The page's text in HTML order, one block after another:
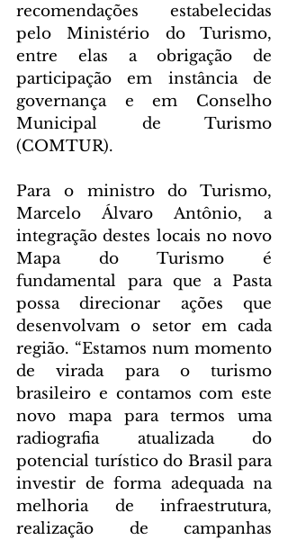
recomendações estabelecidas
pelo Ministério do Turismo,
entre elas a obrigação de
participação em instância de
governança e em Conselho
Municipal de Turismo
(COMTUR).
Para o ministro do Turismo,
Marcelo Álvaro Antônio, a
integração destes locais no novo
Mapa do Turismo é
fundamental para que a Pasta
possa direcionar ações que
desenvolvam o setor em cada
região. “Estamos num momento
de virada para o turismo
brasileiro e contamos com este
novo mapa para termos uma
radiografia atualizada do
potencial turístico do Brasil para
investir de forma adequada na
melhoria de infraestrutura,
realização de campanhas